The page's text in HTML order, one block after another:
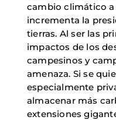
cambio climático a
incrementa la
tierras. Al ser las
impactos de los
campesinos y
amenaza. Si se
especialmente
almacenar más
extensiones